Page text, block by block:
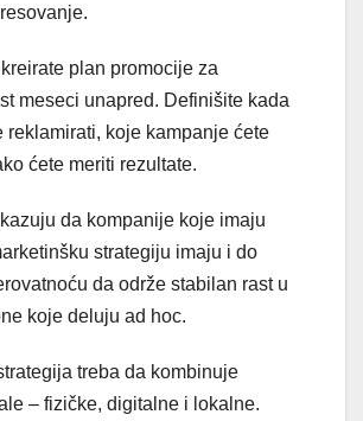
plan promocije za
meseci unapred. Definišite kada
reklamirati, koje kampanje ćete
ćete meriti rezultate.
da kompanije koje imaju
strategiju imaju i do
da održe stabilan rast u
koje deluju ad hoc.
treba da kombinuje
– fizičke, digitalne i lokalne.